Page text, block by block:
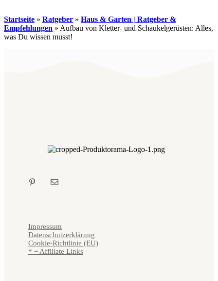
Startseite » Ratgeber » Haus & Garten | Ratgeber &
Empfehlungen » Aufbau von Kletter- und Schaukelgerüsten: Alles,
was Du wissen musst!
Impressum
Datenschutzerklärung
Cookie-Richtlinie (EU)
* = Affiliate Links